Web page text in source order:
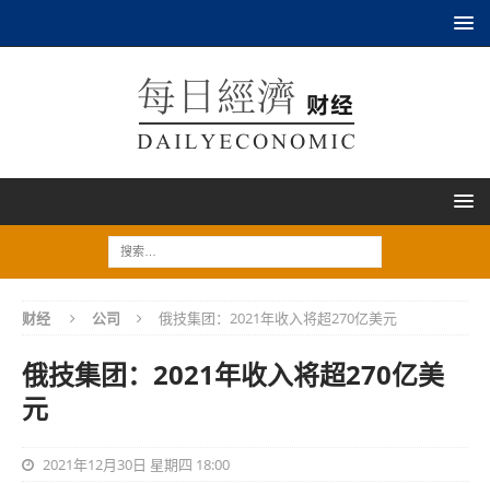
财经 公司 俄技集团：2021年收入将超270亿美元
俄技集团：2021年收入将超270亿美
元
2021年12月30日 星期四 18:00